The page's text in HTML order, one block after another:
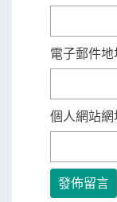
電子郵件地
個人網站網